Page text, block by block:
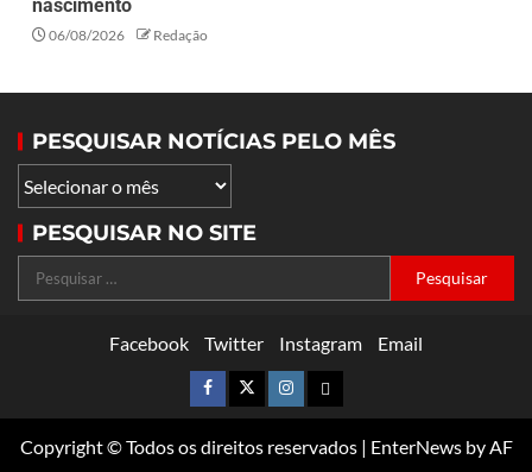
nascimento
06/08/2026 Redação
PESQUISAR NOTÍCIAS PELO MÊS
PESQUISAR NO SITE
Facebook Twitter Instagram Email
Copyright © Todos os direitos reservados | EnterNewsby AF